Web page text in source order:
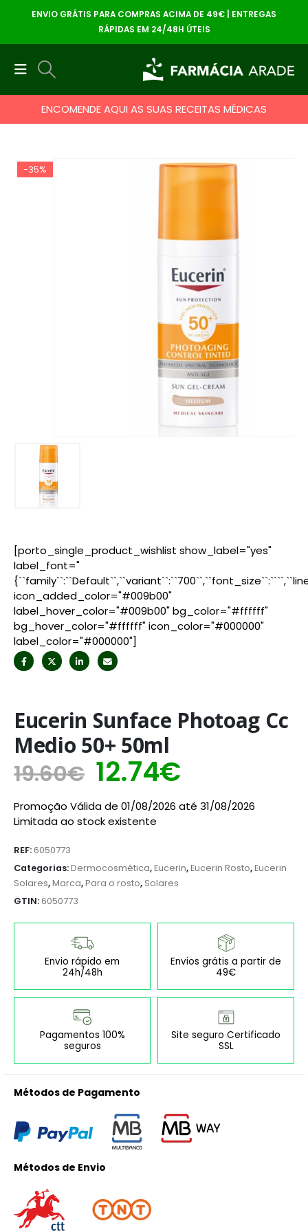
ENVIO GRÁTIS PARA COMPRAS ACIMA DE 49€ | ENTREGAS
RÁPIDAS EM 24/48H ÚTEIS
ENCOMENDE AQUI AS SUAS RECEITAS MÉDICAS
-35%
[porto_single_product_wishlist show_label="yes"
label_font="
icon_added_color="#009b00"
label_hover_color="#009b00" bg_color="#ffffff"
bg_hover_color="#ffffff" icon_color="#000000"
label_color="#000000"]
Eucerin Sunface Photoag Cc
Medio 50+ 50ml
19.60€ 12.74€
Promoção Válida de 01/08/2026 até 31/08/2026
Limitada ao stock existente
REF:6050773
Categorias:Dermocosmética,Eucerin,Eucerin Rosto,Eucerin
Solares,Marca,Para o rosto, Solares
GTIN:6050773
Envio rápido em
24h/48h
Envios grátis a partir de
49€
Pagamentos 100%
seguros
Site seguro Certificado
SSL
Métodos de Pagamento
Métodos de Envio